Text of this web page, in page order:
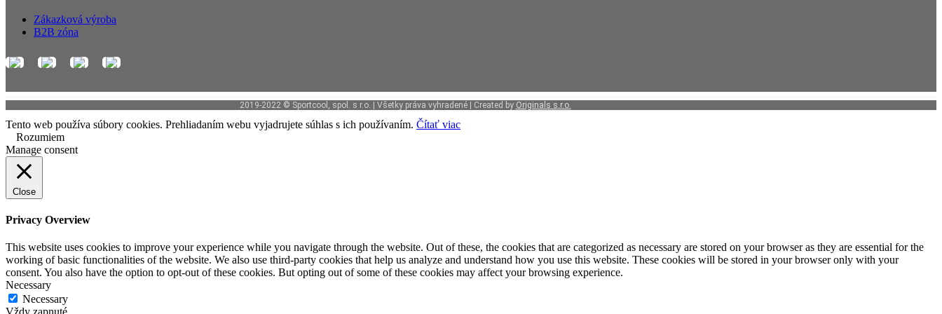
Zákazková výroba
B2B zóna
2019-2022 © Sportcool, spol. s r.o. | Všetky práva vyhradené | Created by Originals s.r.o.
Tento web používa súbory cookies. Prehliadaním webu vyjadrujete súhlas s ich používaním. Čítať viac
Rozumiem
Manage consent
Close
Privacy Overview
This website uses cookies to improve your experience while you navigate through the website. Out of these, the cookies that are categorized as necessary are stored on your browser as they are essential for the
working of basic functionalities of the website. We also use third-party cookies that help us analyze and understand how you use this website. These cookies will be stored in your browser only with your
consent. You also have the option to opt-out of these cookies. But opting out of some of these cookies may affect your browsing experience.
Necessary
Necessary